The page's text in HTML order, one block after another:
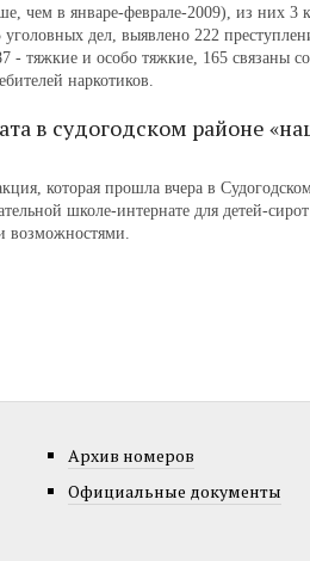
чем в январе-феврале-2009), из них 3
дел, выявлено 222
‑ тяжкие и особо тяжкие, 165 связаны
наркотиков.
в судогодском районе
которая прошла вчера в
школе-интернате для детей-
возможностями.
Архив номеров
Официальные документы